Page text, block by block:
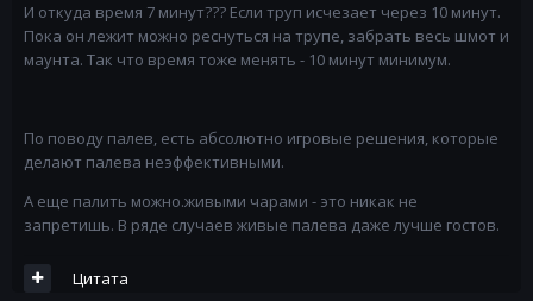
И откуда время 7 минут??? Если труп исчезает через 10 минут.
Пока он лежит можно реснуться на трупе, забрать весь шмот и
маунта. Так что время тоже менять - 10 минут минимум.
По поводу палев, есть абсолютно игровые решения, которые
делают палева неэффективными.
А еще палить можно.живыми чарами - это никак не
запретишь. В ряде случаев живые палева даже лучше гостов.
Цитата